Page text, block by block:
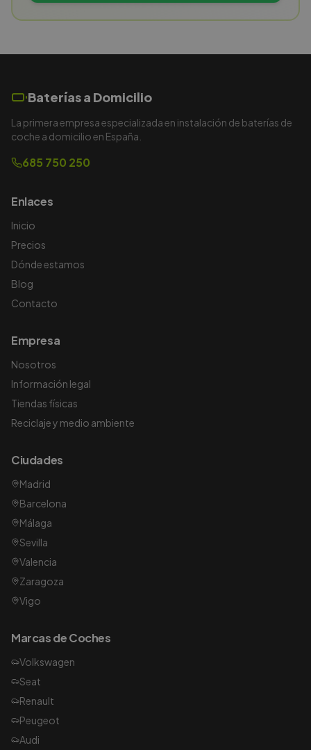
Baterías a Domicilio
La primera empresa especializada en instalación de baterías de
coche a domicilio en España.
685 750 250
Enlaces
Inicio
Precios
Dónde estamos
Blog
Contacto
Empresa
Nosotros
Información legal
Tiendas físicas
Reciclaje y medio ambiente
Ciudades
Madrid
Barcelona
Málaga
Sevilla
Valencia
Zaragoza
Vigo
Marcas de Coches
Volkswagen
Seat
Renault
Peugeot
Audi